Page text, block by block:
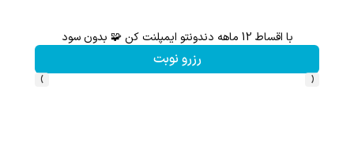
با اقساط 12 ماهه دندونتو ایمپلنت کن 🧩 بدون سود
رزرو نوبت
‹
›